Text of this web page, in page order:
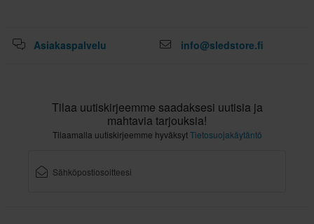
Asiakaspalvelu info@sledstore.fi
Tilaa uutiskirjeemme saadaksesi uutisia ja
mahtavia tarjouksia!
Tilaamalla uutiskirjeemme hyväksytTietosuojakäytäntö